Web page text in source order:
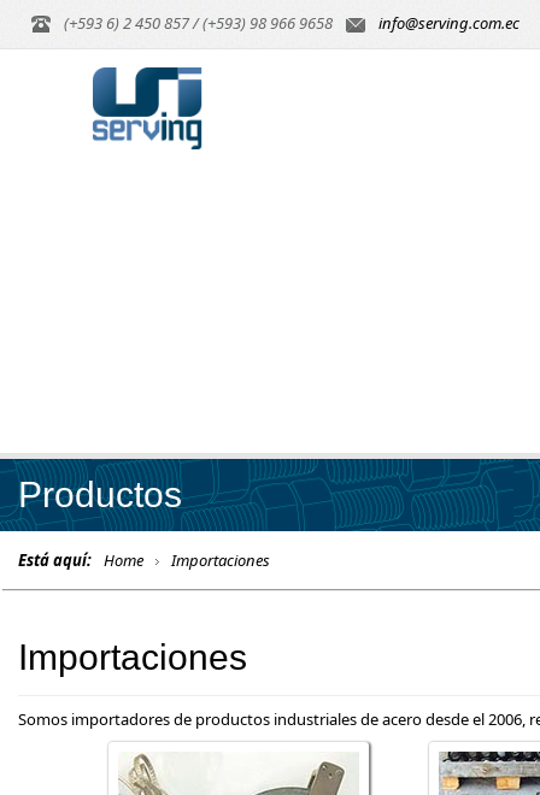
(+593 6) 2 450 857 / (+593) 98 966 9658 info@serving.com.ec
Productos
Está aquí: Home Importaciones
Importaciones
Somos importadores de productos industriales de acero desde el 2006,